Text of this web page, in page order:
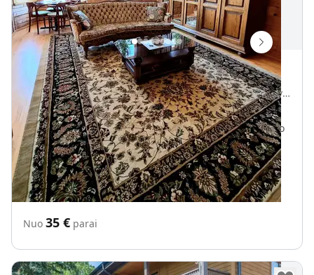
Vila "Jūros akis"
J. Basanavičiaus g. 33, Palanga, Palangos miesto savivaldybė, Lietuva
Vietų iki18
550 m iki Baltijos jūra
650 m iki Palanga centro
„Vila "Jūros akis" Palangoje
Internetas Wifi
Nuo 35 € parai